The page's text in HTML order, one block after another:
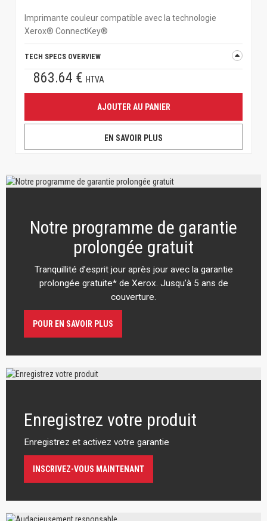
Imprimante couleur compatible avec la technologie
Xerox® ConnectKey®
TECH SPECS OVERVIEW
863.64 € HTVA
AJOUTER AU PANIER
EN SAVOIR PLUS
Notre programme de garantie
prolongée gratuit
Tranquillité d’esprit jour après jour avec la garantie
prolongée gratuite* de Xerox. Jusqu’à 5 ans de
couverture.
POUR EN SAVOIR PLUS
Enregistrez votre produit
Enregistrez et activez votre garantie
INSCRIVEZ-VOUS MAINTENANT